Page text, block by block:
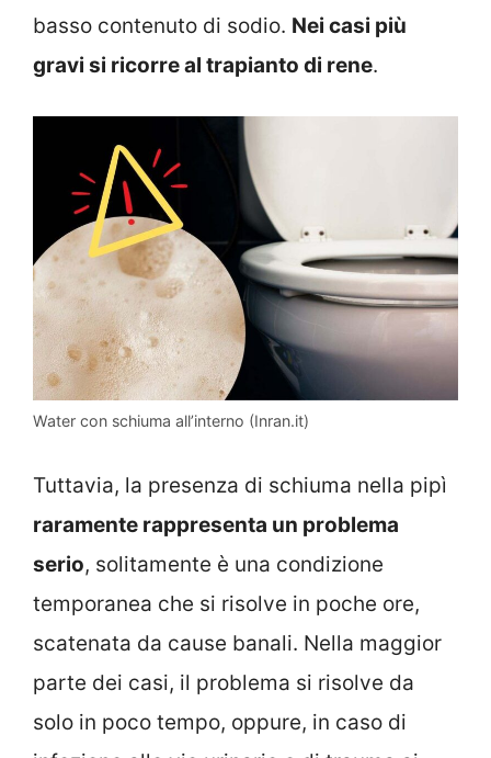
basso contenuto di sodio. Nei casi più
gravi si ricorre al trapianto di rene.
Water con schiuma all’interno (Inran.it)
Tuttavia, la presenza di schiuma nella pipì
raramente rappresenta un problema
serio, solitamente è una condizione
temporanea che si risolve in poche ore,
scatenata da cause banali. Nella maggior
parte dei casi, il problema si risolve da
solo in poco tempo, oppure, in caso di